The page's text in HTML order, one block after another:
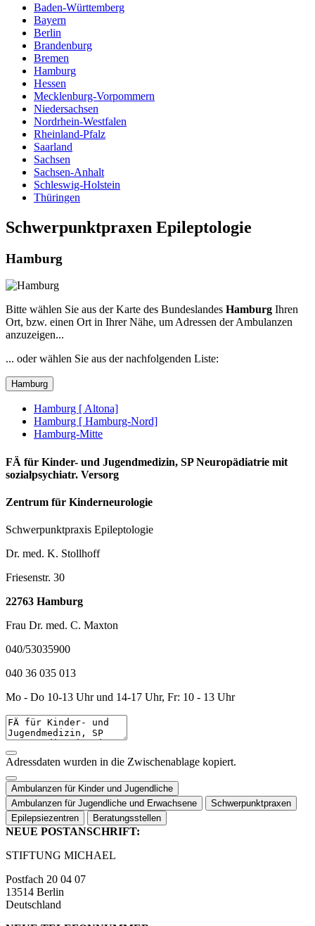
Baden-Württemberg
Bayern
Berlin
Brandenburg
Bremen
Hamburg
Hessen
Mecklenburg-Vorpommern
Niedersachsen
Nordrhein-Westfalen
Rheinland-Pfalz
Saarland
Sachsen
Sachsen-Anhalt
Schleswig-Holstein
Thüringen
Schwerpunktpraxen Epileptologie
Hamburg
Bitte wählen Sie aus der Karte des Bundeslandes Hamburg Ihren
Ort, bzw. einen Ort in Ihrer Nähe, um Adressen der Ambulanzen
anzuzeigen...
... oder wählen Sie aus der nachfolgenden Liste:
Hamburg
Hamburg [ Altona]
Hamburg [ Hamburg-Nord]
Hamburg-Mitte
FÄ für Kinder- und Jugendmedizin, SP Neuropädiatrie mit
sozialpsychiatr. Versorg
Zentrum für Kinderneurologie
Schwerpunktpraxis Epileptologie
Dr. med. K. Stollhoff
Friesenstr. 30
22763 Hamburg
Frau Dr. med. C. Maxton
040/53035900
040 36 035 013
Mo - Do 10-13 Uhr und 14-17 Uhr, Fr: 10 - 13 Uhr
Adressdaten wurden in die Zwischenablage kopiert.
Ambulanzen für Kinder und Jugendliche
Ambulanzen für Jugendliche und Erwachsene
Schwerpunktpraxen
Epilepsiezentren
Beratungsstellen
NEUE POSTANSCHRIFT:
STIFTUNG MICHAEL
Postfach 20 04 07
13514 Berlin
Deutschland